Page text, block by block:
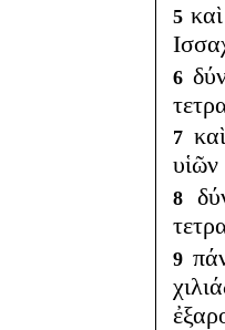
5
6
7
8
9